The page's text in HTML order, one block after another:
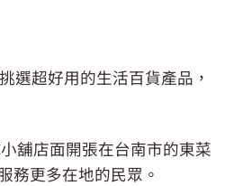
選超好用的生活百貨產品，
舖店面開張在台南市的東菜
務更多在地的民眾。